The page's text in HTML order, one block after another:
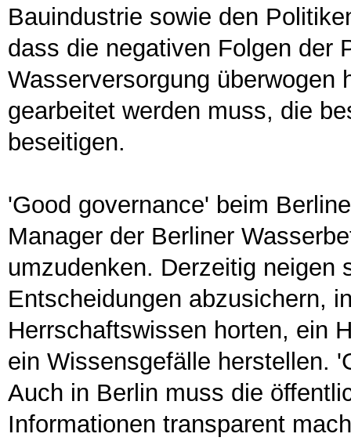
Bauindustrie sowie den
dass die negativen Folgen der
Wasserversorgung überwogen
gearbeitet werden muss, die
beseitigen.
'Good governance' beim
Manager der Berliner
umzudenken. Derzeitig neigen
Entscheidungen abzusichern,
Herrschaftswissen horten, ein
ein Wissensgefälle herstellen.
Auch in Berlin muss die
Informationen transparent